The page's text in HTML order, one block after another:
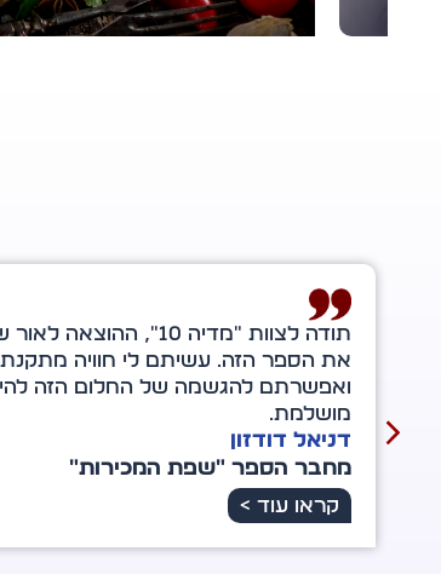
לדורון קריספין ולצוות
בירידים ובעיתונות, ועל מסע יחסי
עליכם!
איריס חן
מחברת הספר "דייט עם לקוח"
קראו עוד >